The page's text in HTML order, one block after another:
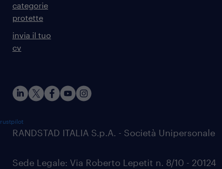
categorie
protette
invia il tuo
cv
RANDSTAD ITALIA S.p.A. - Società Unipersonale
Sede Legale: Via Roberto Lepetit n. 8/10 - 20124